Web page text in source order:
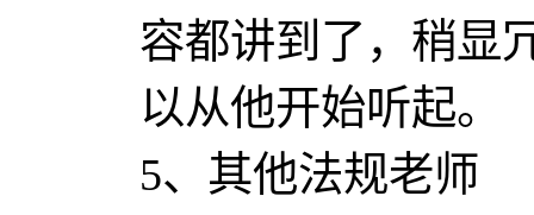
容都讲到了，稍显
以从他开始听起。
5、其他法规老师